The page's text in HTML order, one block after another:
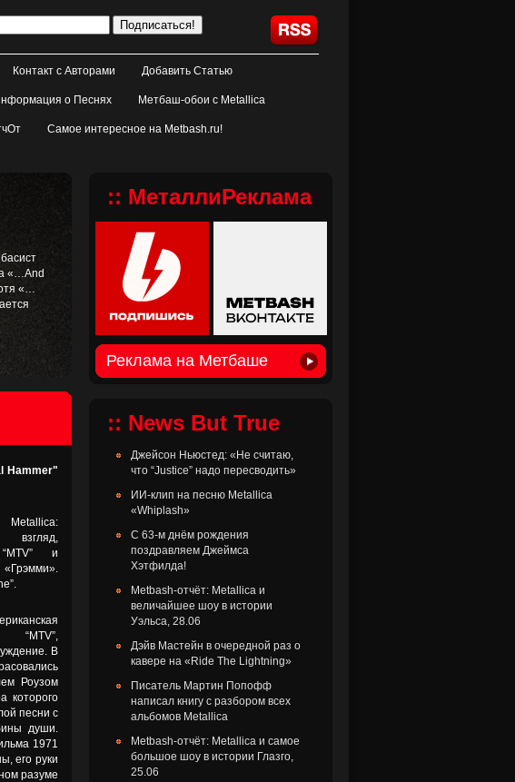
Контакт с Авторами Добавить Статью
о Песнях Метбаш-обои с Metallica
Самое интересное на Metbash.ru!
«…And
«…
Hammer"
взгляд,
и
“MTV”,
В
Роузом
которого
песни с
души.
1971
его руки
разуме
:: МеталлиРеклама
Реклама на Метбаше
:: News But True
Джейсон Ньюстед: «Не считаю,
что “Justice” надо пересводить»
ИИ-клип на песню Metallica
«Whiplash»
С 63-м днём рождения
поздравляем Джеймса
Хэтфилда!
Metbash-отчёт: Metallica и
величайшее шоу в истории
Уэльса, 28.06
Дэйв Мастейн в очередной раз о
кавере на «Ride The Lightning»
Писатель Мартин Попофф
написал книгу с разбором всех
альбомов Metallica
Metbash-отчёт: Metallica и самое
большое шоу в истории Глазго,
25.06